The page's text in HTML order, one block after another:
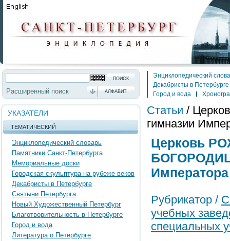
Расширенный поиск АЛФАВИТ
УКАЗАТЕЛИ
ТЕМАТИЧЕСКИЙ
Энциклопедический словарь
Памятники Санкт-Петербурга
Мемориальные доски
Городская скульптура на рубеже веков
Декабристы в Петербурге
Святыни Петербурга
Новый Художественный Петербург
Благотворительность в Петербурге
Город и вода
Литература о Петербурге
Энциклопедический
Декабристы в Петербурге
Город и вода
Статьи /
гимназии
Церковь
Рубрикатор /
учебных
специальных